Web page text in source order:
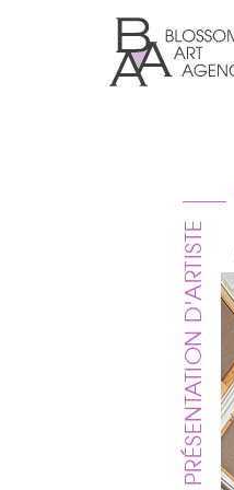
PRÉSENTATION D'ARTISTE